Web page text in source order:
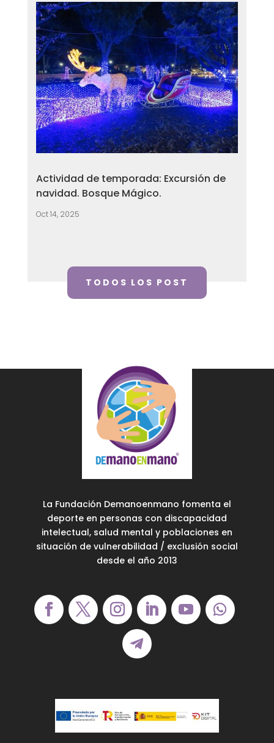
Actividad de temporada: Excursión de
navidad. Bosque Mágico.
Oct 14, 2025
TODOS LOS POST
La Fundación Demanoenmano fomenta el
deporte en personas con discapacidad
intelectual, salud mental y poblaciones en
situación de vulnerabilidad / exclusión social
desde el año 2013